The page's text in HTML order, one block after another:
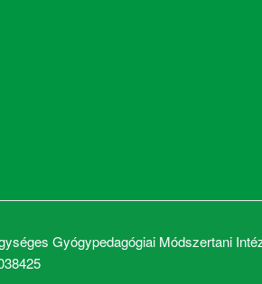
Gyógypedagógiai Módszertani